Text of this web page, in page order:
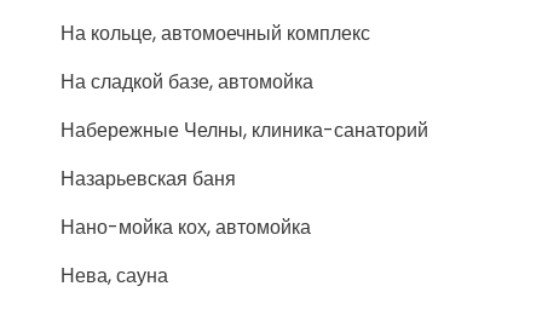
На кольце, автомоечный комплекс
На сладкой базе, автомойка
Набережные Челны, клиника-санаторий
Назарьевская баня
Нано-мойка кох, автомойка
Нева, сауна